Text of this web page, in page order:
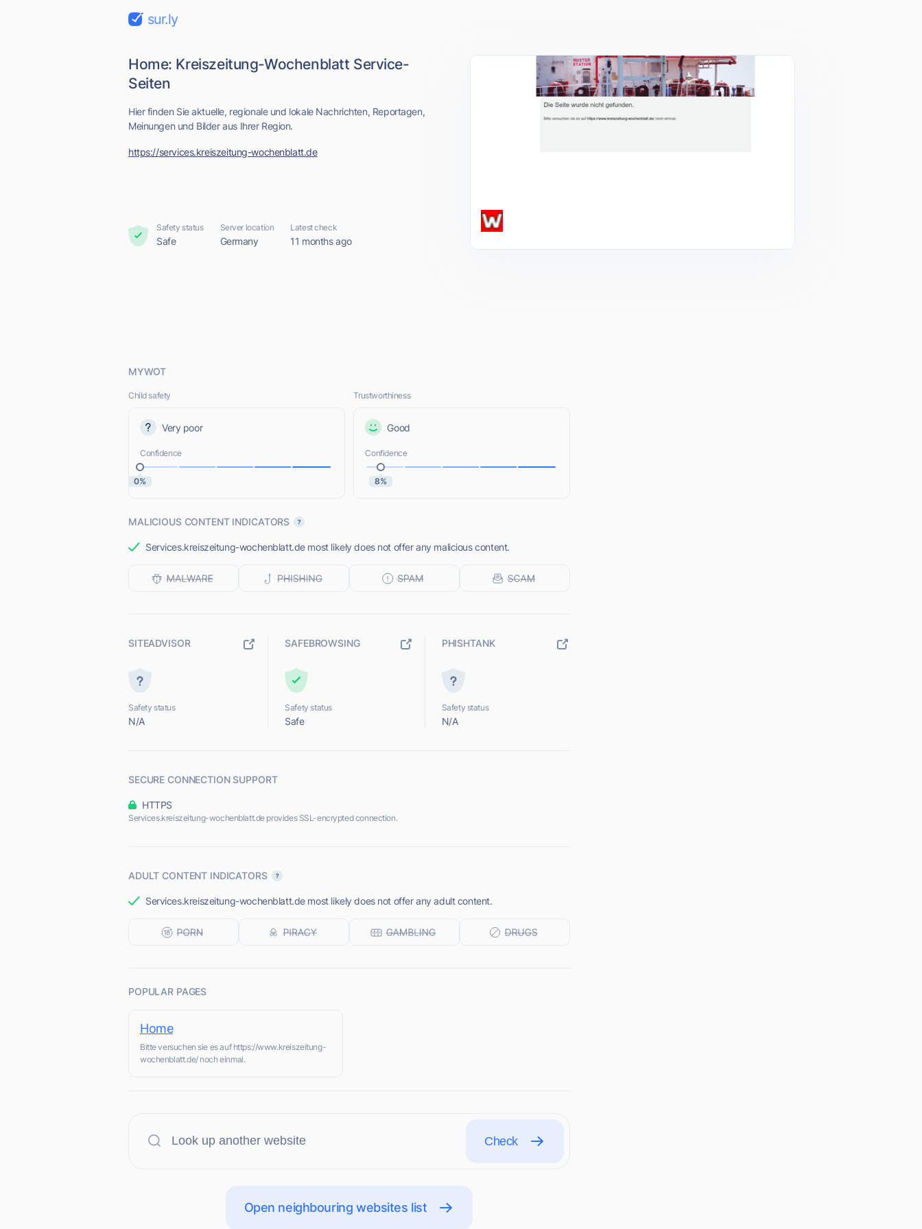
sur.ly
Home: Kreiszeitung-Wochenblatt Service-
Seiten
Hier finden Sie aktuelle, regionale und lokale Nachrichten, Reportagen,
Meinungen und Bilder aus Ihrer Region.
https://services.kreiszeitung-wochenblatt.de
Safety status
Safe
Server location
Germany
Latest check
11 months ago
MYWOT
Child safety
Very poor
Confidence
0%
Trustworthiness
Good
Confidence
8%
MALICIOUS CONTENT INDICATORS
Services.kreiszeitung-wochenblatt.de most likely does not offer any malicious content.
SITEADVISOR
Safety status
N/A
SAFEBROWSING
Safety status
Safe
PHISHTANK
Safety status
N/A
SECURE CONNECTION SUPPORT
HTTPS
Services.kreiszeitung-wochenblatt.de provides SSL-encrypted connection.
ADULT CONTENT INDICATORS
Services.kreiszeitung-wochenblatt.de most likely does not offer any adult content.
POPULAR PAGES
Home
Bitte versuchen sie es auf https://www.kreiszeitung-
wochenblatt.de/ noch einmal.
Check
Open neighbouring websites list